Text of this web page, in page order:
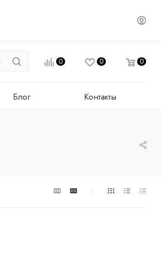
0 0 0
Блог Контакты